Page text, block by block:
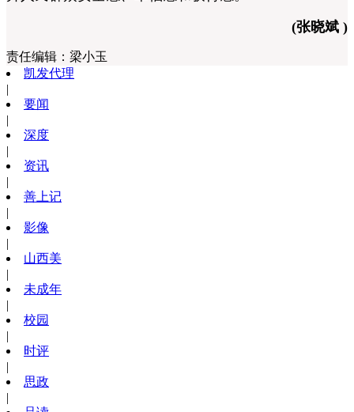
(张晓斌 )
责任编辑： 梁小玉
凯发代理
|
要闻
|
深度
|
资讯
|
善上记
|
影像
|
山西美
|
未成年
|
校园
|
时评
|
思政
|